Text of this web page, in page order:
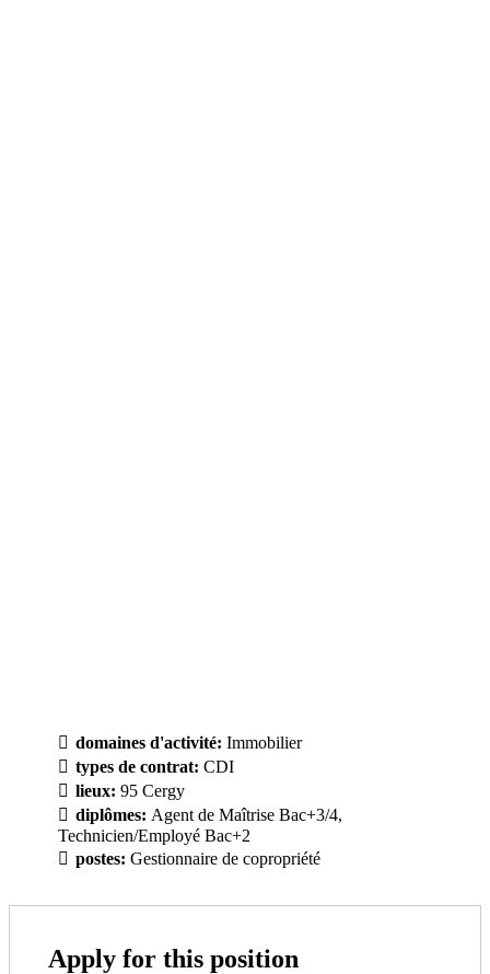
domaines d'activité: Immobilier
types de contrat: CDI
lieux: 95 Cergy
diplômes: Agent de Maîtrise Bac+3/4
Technicien/Employé Bac+2
postes: Gestionnaire de copropriété
Apply for this position